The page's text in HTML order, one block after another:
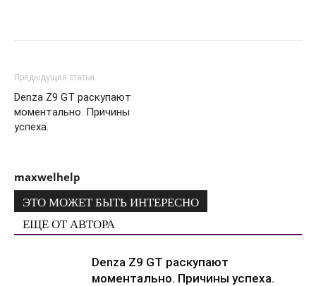
Предыдущая статья
Denza Z9 GT раскупают
моментально. Причины
успеха.
maxwelhelp
ЭТО МОЖЕТ БЫТЬ ИНТЕРЕСНО
ЕЩЕ ОТ АВТОРА
Denza Z9 GT раскупают
моментально. Причины успеха.